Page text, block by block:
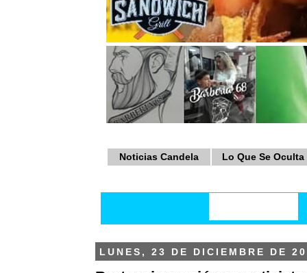
Noticias Candela Lo Que Se Oculta
LUNES, 23 DE DICIEMBRE DE